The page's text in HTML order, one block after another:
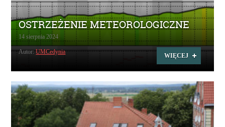
OSTRZEŻENIE METEOROLOGICZNE
14 sierpnia 2024
WIĘCEJ
Autor:UMCedynia